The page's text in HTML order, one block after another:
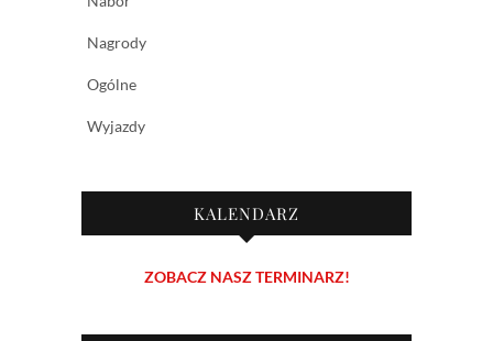
Nagrody
Ogólne
Wyjazdy
KALENDARZ
ZOBACZ NASZ TERMINARZ!